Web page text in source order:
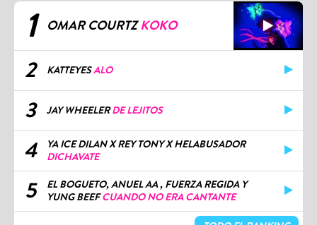
1 OMAR COURTZKOKO
2 KATTEYESALO
3 JAY WHEELERDE LEJITOS
4
YA ICE DILAN X REY TONY X HELABUSADOR
DICHAVATE
5
EL BOGUETO, ANUEL AA , FUERZA REGIDA Y
YUNG BEEFCUANDO NO ERA CANTANTE